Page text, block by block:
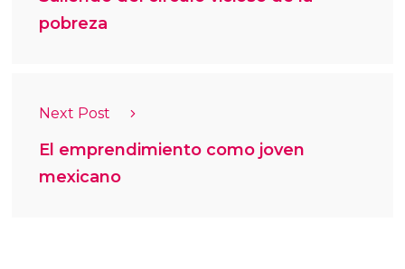
pobreza
Next Post
El emprendimiento como joven
mexicano